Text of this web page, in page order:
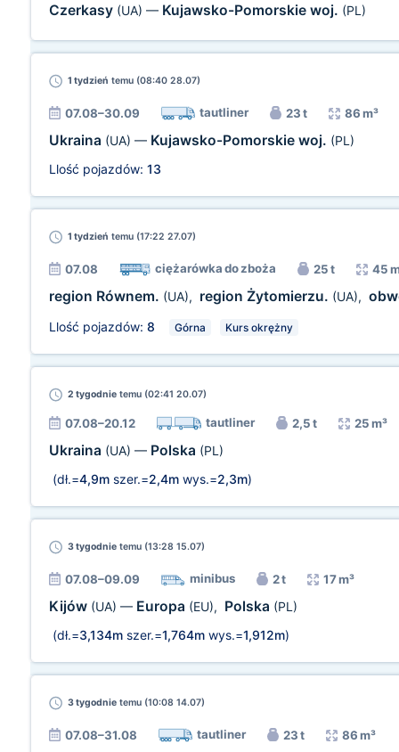
Czerkasy (UA) — Kujawsko-Pomorskie woj. (PL)
1 tydzień temu (08:40 28.07)
07.08–30.09 tautliner 23 t 86 m³
Ukraina (UA) — Kujawsko-Pomorskie woj. (PL)
Llość pojazdów: 13
1 tydzień temu (17:22 27.07)
07.08 ciężarówka do zboża 25 t 45
region Równem. (UA), region Żytomierzu. (UA),
Llość pojazdów: 8 Górna Kurs okrężny
2 tygodnie temu (02:41 20.07)
07.08–20.12 tautliner 2,5 t 25 m³
Ukraina (UA) — Polska (PL)
(dł.=4,9m szer.=2,4m wys.=2,3m)
3 tygodnie temu (13:28 15.07)
07.08–09.09 minibus 2 t 17 m³
Kijów (UA) — Europa (EU), Polska (PL)
(dł.=3,134m szer.=1,764m wys.=1,912m)
3 tygodnie temu (10:08 14.07)
07.08–31.08 tautliner 23 t 86 m³